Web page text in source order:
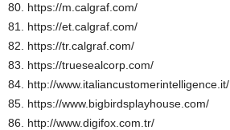
80. https://m.calgraf.com/
81. https://et.calgraf.com/
82. https://tr.calgraf.com/
83. https://truesealcorp.com/
84. http://www.italiancustomerintelligence.it/
85. https://www.bigbirdsplayhouse.com/
86. http://www.digifox.com.tr/